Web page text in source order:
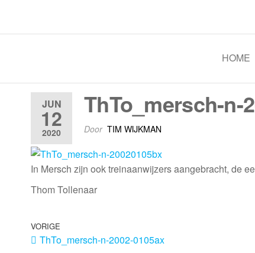
Spoorgroep Luxemburg
HOME
JUN
12
2020
ThTo_mersch-n-
Door TIM WIJKMAN
In Mersch zijn ook treinaanwijzers aangebracht, de
Thom Tollenaar
VORIGE
ThTo_mersch-n-2002-0105ax